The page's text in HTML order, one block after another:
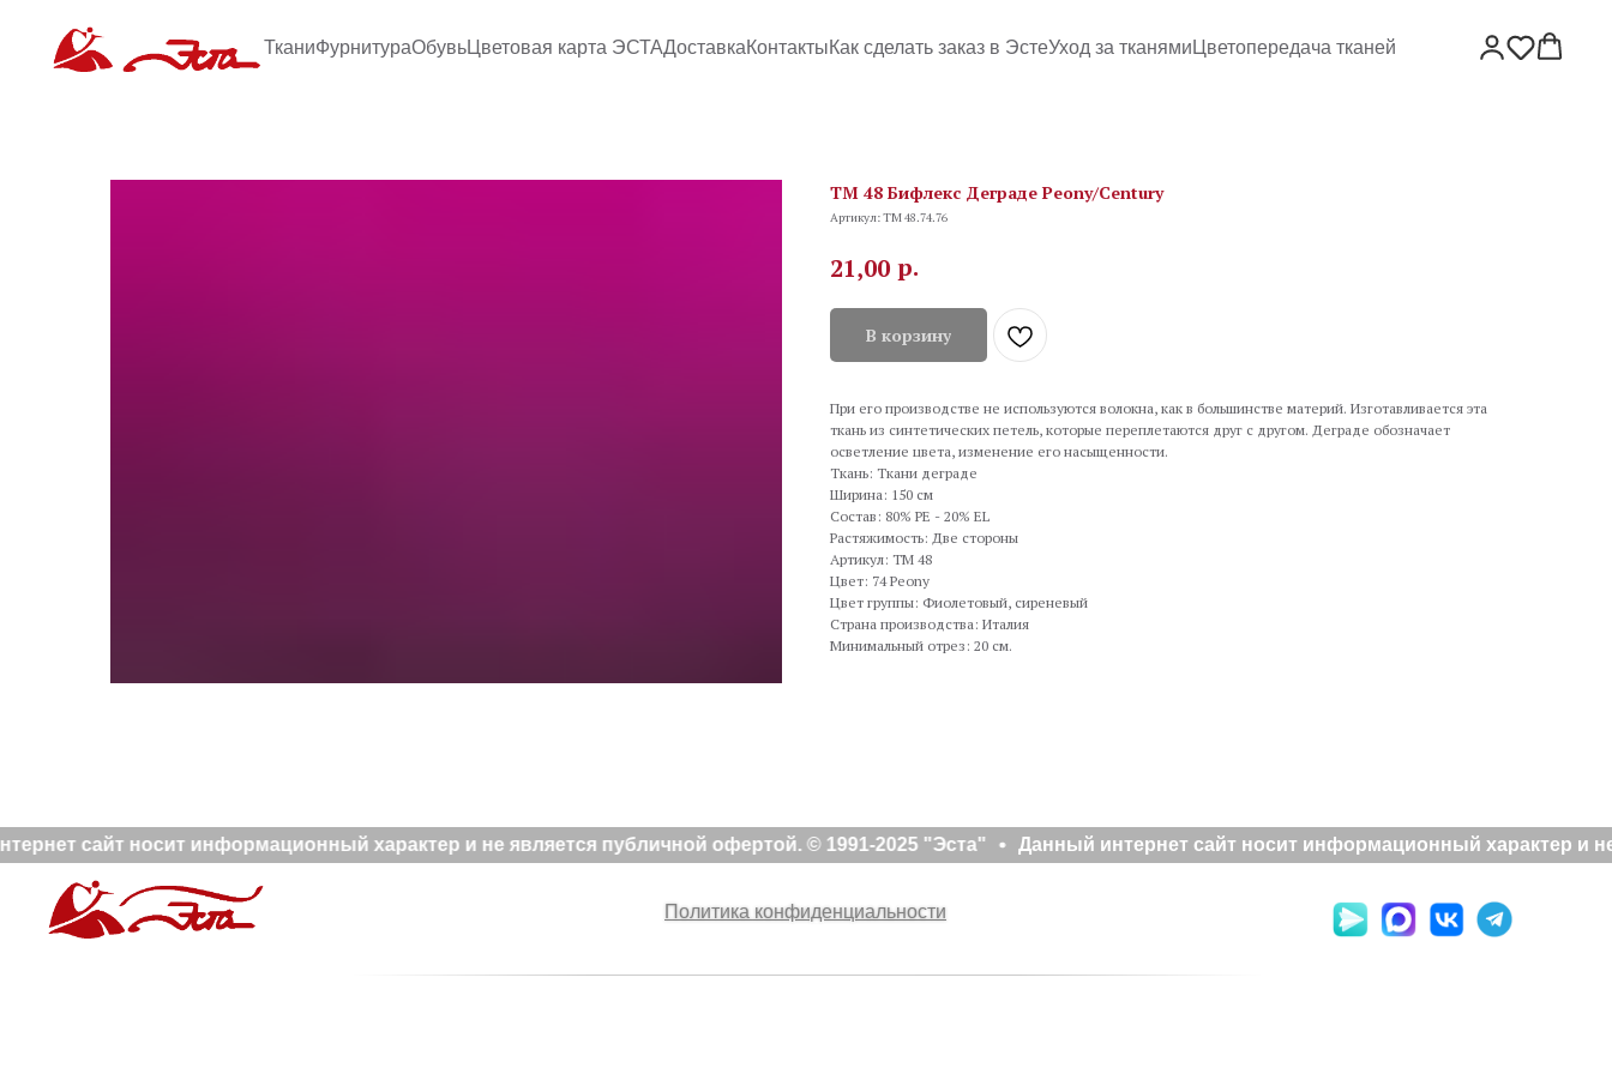
ТканиФурнитураОбувьЦветовая карта ЭСТАДоставкаКонтактыКак сделать заказ в ЭстеУход за тканями Цветопередача тканей
TM 48 Бифлекс Деграде Peony/Century
Артикул:TM 48.74.76
21,00 р.
В корзину
При его производстве не используются волокна, как в большинстве материй. Изготавливается эта
ткань из синтетических петель, которые переплетаются друг с другом. Деграде обозначает
осветление цвета, изменение его насыщенности.
Ткань: Ткани деграде
Ширина: 150 см
Состав: 80% PE - 20% EL
Растяжимость: Две стороны
Артикул: TM 48
Цвет: 74 Peony
Цвет группы: Фиолетовый, сиреневый
Страна производства: Италия
Минимальный отрез: 20 см.
сайт носит информационный характер и не является публичной офертой. © 1991-2025 "Эста" Данный интернет сайт носит информационный характер и
Политика конфиденциальности